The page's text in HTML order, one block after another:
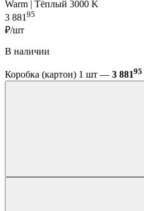
Warm | Тёплый 3000 K
3 881 95
₽/шт
В наличии
Коробка (картон) 1 шт — 3 88195